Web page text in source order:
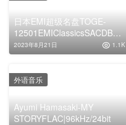
日本EMI超级名盘TOGE-
12501EMIClassicsSACDBest
SamplerISO
2023年8月21日 1.1K
Ayumi Hamasaki-MY
STORYFLAC|96kHz/24bit
外语音乐